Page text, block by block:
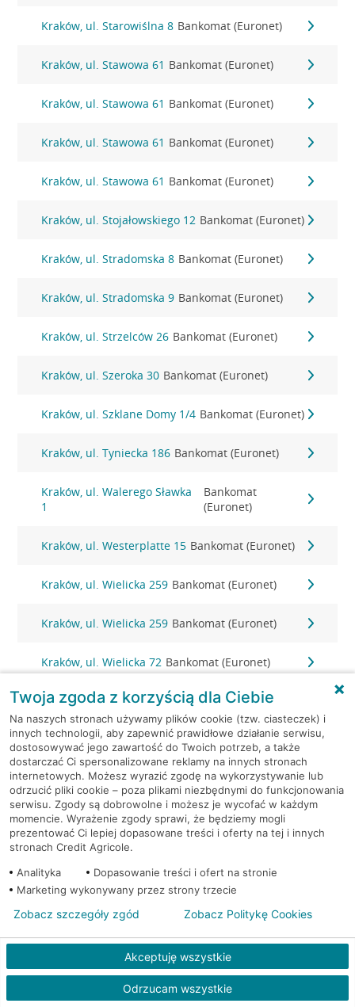
Kraków, ul. Starowiślna 8 Bankomat (Euronet)
Kraków, ul. Stawowa 61 Bankomat (Euronet)
Kraków, ul. Stawowa 61 Bankomat (Euronet)
Kraków, ul. Stawowa 61 Bankomat (Euronet)
Kraków, ul. Stawowa 61 Bankomat (Euronet)
Kraków, ul. Stojałowskiego 12 Bankomat (Euronet)
Kraków, ul. Stradomska 8 Bankomat (Euronet)
Kraków, ul. Stradomska 9 Bankomat (Euronet)
Kraków, ul. Strzelców 26 Bankomat (Euronet)
Kraków, ul. Szeroka 30 Bankomat (Euronet)
Kraków, ul. Szklane Domy 1/4 Bankomat (Euronet)
Kraków, ul. Tyniecka 186 Bankomat (Euronet)
Kraków, ul. Walerego Sławka
1
Bankomat
(Euronet)
Kraków, ul. Westerplatte 15 Bankomat (Euronet)
Kraków, ul. Wielicka 259 Bankomat (Euronet)
Kraków, ul. Wielicka 259 Bankomat (Euronet)
Kraków, ul. Wielicka 72 Bankomat (Euronet)
Kraków, ul. Wielicka 72 Bankomat (Euronet)
Kraków, ul. Wielicka 72 Bankomat (Euronet)
Kraków, ul. Wielicka 79 Bankomat (Euronet)
Kraków, ul. Wiślna 6 Bankomat (Euronet)
Kraków, ul. Włoska 2
Kraków, ul. Wrocławska 43A Bankomat (Euronet)
Kraków, ul. Wysłouchów 1 Bankomat (Euronet)
Kraków, ul. Zakopiańska 105 Bankomat (Euronet)
Twoja zgoda z korzyścią dla Ciebie
Na naszych stronach używamy plików cookie (tzw. ciasteczek) i
innych technologii, aby zapewnić prawidłowe działanie serwisu,
dostosowywać jego zawartość do Twoich potrzeb, a także
dostarczać Ci spersonalizowane reklamy na innych stronach
internetowych. Możesz wyrazić zgodę na wykorzystywanie lub
odrzucić pliki cookie – poza plikami niezbędnymi do funkcjonowania
serwisu. Zgody są dobrowolne i możesz je wycofać w każdym
momencie. Wyrażenie zgody sprawi, że będziemy mogli
prezentować Ci lepiej dopasowane treści i oferty na tej i innych
stronach Credit Agricole.
Analityka
Dopasowanie treści i ofert na stronie
Marketing wykonywany przez strony trzecie
Akceptuję wszystkie
Odrzucam wszystkie
Zobacz szczegóły zgód Zobacz Politykę Cookies